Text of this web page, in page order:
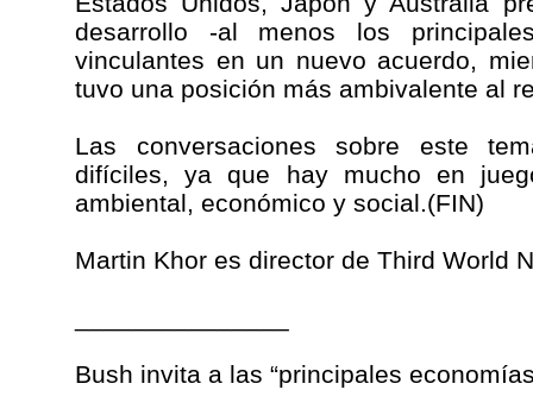
desarrollo -al menos los
vinculantes en un nuevo acuerdo,
tuvo una posición más ambivalente al
Las conversaciones sobre este
difíciles, ya que hay mucho en
ambiental, económico y social.(FIN)
Martin Khor es director de Third World
Bush invita a las “principales